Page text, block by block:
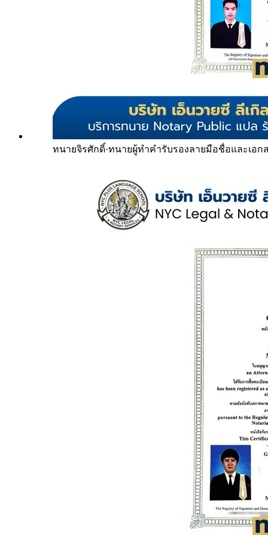
ทนายจิรศักดิ์·ทนายผู้ทำคำรับรองลายมือชื่อและเอก